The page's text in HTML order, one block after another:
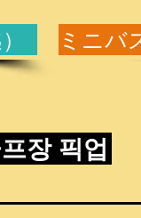
ミニバ
지 제목
장 픽업